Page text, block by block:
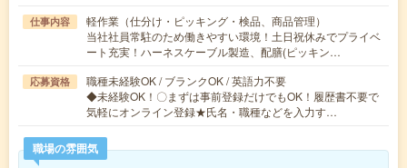
仕事内容
軽作業（仕分け・ピッキング・検品、商品管理）
当社社員常駐のため働きやすい環境！土日祝休みでプライベ
ート充実！ハーネスケーブル製造、配膳(ピッキン…
応募資格
職種未経験OK / ブランクOK / 英語力不要
◆未経験OK！〇まずは事前登録だけでもOK！履歴書不要で
気軽にオンライン登録★氏名・職種などを入力す…
職場の雰囲気